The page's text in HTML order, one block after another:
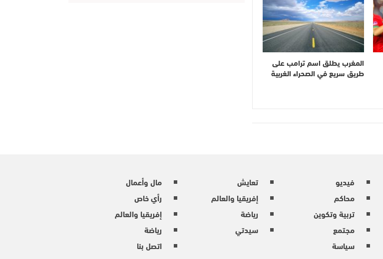
المغرب يطلق اسم ترامب على
طريق سريع في الصحراء الغربية
فيديو
محاكم
تربية وتكوين
مجتمع
سياسة
تعايش
إفريقيا والعالم
رياضة
سيدتي
مال وأعمال
رأي خاص
إفريقيا والعالم
رياضة
اتصل بنا